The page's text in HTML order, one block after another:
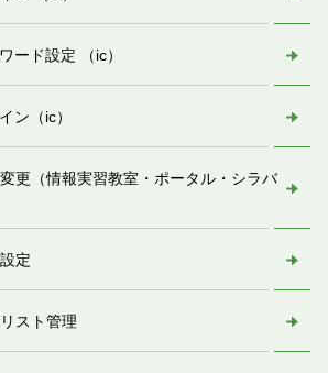
ード設定 （ic）
ン（ic）
更（情報実習教室・ポータル・シラバ
定
スト管理